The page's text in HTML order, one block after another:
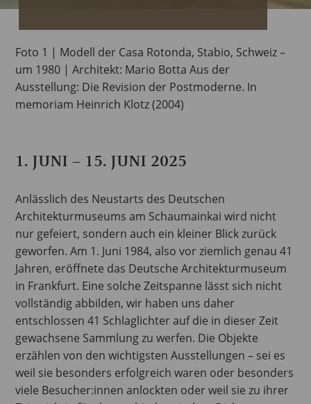
Foto 1 | Modell der Casa Rotonda, Stabio, Schweiz –
um 1980 | Architekt: Mario Botta Aus der
Ausstellung: Die Revision der Postmoderne. In
memoriam Heinrich Klotz (2004)
1. JUNI – 15. JUNI 2025
Anlässlich des Neustarts des Deutschen
Architekturmuseums am Schaumainkai wird nicht
nur gefeiert, sondern auch ein kleiner Blick zurück
geworfen. Am 1. Juni 1984, also vor ziemlich genau 41
Jahren, eröffnete das Deutsche Architekturmuseum
in Frankfurt. Eine solche Zeitspanne lässt sich nicht
vollständig abbilden, wir haben uns daher
entschlossen 41 Schlaglichter auf die in dieser Zeit
gewachsene Sammlung zu werfen. Die Objekte
erzählen von den wichtigsten Ausstellungen – sei es
weil sie besonders erfolgreich waren oder besonders
viele Besucher:innen anlockten oder weil sie zu ihrer